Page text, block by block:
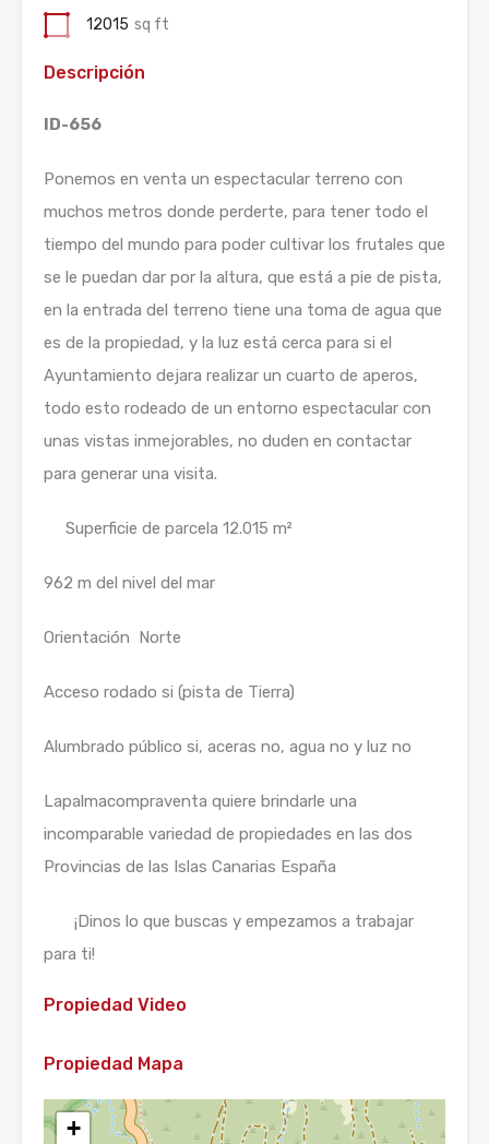
12015 sq ft
Descripción
ID-656
Ponemos en venta un espectacular terreno con
muchos metros donde perderte, para tener todo el
tiempo del mundo para poder cultivar los frutales que
se le puedan dar por la altura, que está a pie de pista,
en la entrada del terreno tiene una toma de agua que
es de la propiedad, y la luz está cerca para si el
Ayuntamiento dejara realizar un cuarto de aperos,
todo esto rodeado de un entorno espectacular con
unas vistas inmejorables, no duden en contactar
para generar una visita.
Superficie de parcela 12.015 m²
962 m del nivel del mar
Orientación Norte
Acceso rodado si (pista de Tierra)
Alumbrado público si, aceras no, agua no y luz no
Lapalmacompraventa quiere brindarle una
incomparable variedad de propiedades en las dos
Provincias de las Islas Canarias España
¡Dinos lo que buscas y empezamos a trabajar
para ti!
Propiedad Video
Propiedad Mapa
+